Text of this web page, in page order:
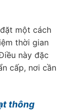
một cách
thời gian
này đặc
cấp, nơi cần
thông